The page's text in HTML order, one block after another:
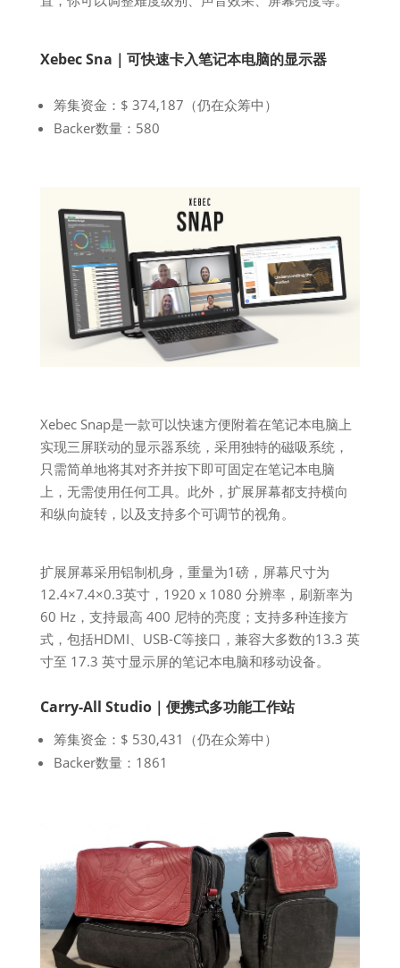
Xebec Sna｜可快速卡入笔记本电脑的显示器
筹集资金：$ 374,187（仍在众筹中）
Backer数量：580
Xebec Snap是一款可以快速方便附着在笔记本电脑上
实现三屏联动的显示器系统，采用独特的磁吸系统，
只需简单地将其对齐并按下即可固定在笔记本电脑
上，无需使用任何工具。此外，扩展屏幕都支持横向
和纵向旋转，以及支持多个可调节的视角。
扩展屏幕采用铝制机身，重量为1磅，屏幕尺寸为
12.4×7.4×0.3英寸，1920 x 1080 分辨率，刷新率为
60 Hz，支持最高 400 尼特的亮度；支持多种连接方
式，包括HDMI、USB-C等接口，兼容大多数的13.3 英
寸至 17.3 英寸显示屏的笔记本电脑和移动设备。
Carry-All Studio｜便携式多功能工作站
筹集资金：$ 530,431（仍在众筹中）
Backer数量：1861